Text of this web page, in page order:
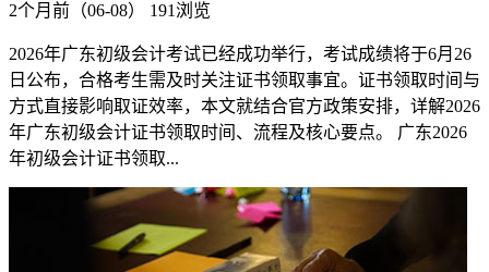
2个月前（06-08） 191浏览
​2026年广东初级会计考试已经成功举行，考试成绩将于6月26
日公布，合格考生需及时关注证书领取事宜。证书领取时间与
方式直接影响取证效率，本文就结合官方政策安排，详解2026
年广东初级会计证书领取时间、流程及核心要点。 广东2026
年初级会计证书领取...